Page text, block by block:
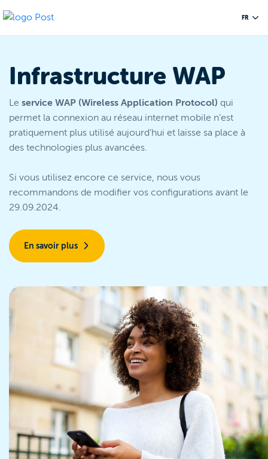
FR
Infrastructure WAP
Le service WAP (Wireless Application Protocol) qui
permet la connexion au réseau internet mobile n’est
pratiquement plus utilisé aujourd’hui et laisse sa place à
des technologies plus avancées.
Si vous utilisez encore ce service, nous vous
recommandons de modifier vos configurations avant le
29.09.2024.
En savoir plus